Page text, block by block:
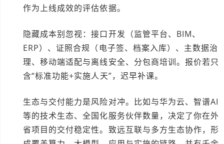
作为上线成效的评估依据。
隐藏成本别忽视：接口开发（监管平台、BIM、
ERP）、证照合规（电子签、档案入库）、主数据治
理、移动端适配与离线安全、分包商培训。报价若只
含“标准功能+实施人天”，迟早补课。
生态与交付能力是风险对冲。比如与华为云、智谱AI
等的技术生态、全国化服务伙伴数量，决定了你在外
省项目的交付稳定性。致远互联与多方生态协作，形